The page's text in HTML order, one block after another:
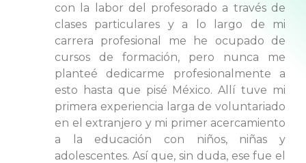
con la labor del profesorado a través de
clases particulares y a lo largo de mi
carrera profesional me he ocupado de
cursos de formación, pero nunca me
planteé dedicarme profesionalmente a
esto hasta que pisé México. Allí tuve mi
primera experiencia larga de voluntariado
en el extranjero y mi primer acercamiento
a la educación con niños, niñas y
adolescentes. Así que, sin duda, ese fue el